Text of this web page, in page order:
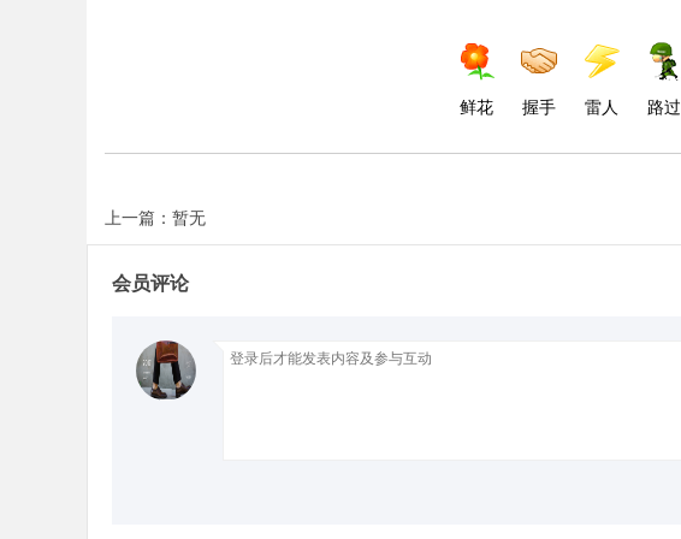
鲜花 握手 雷人 路过
上一篇：暂无
会员评论